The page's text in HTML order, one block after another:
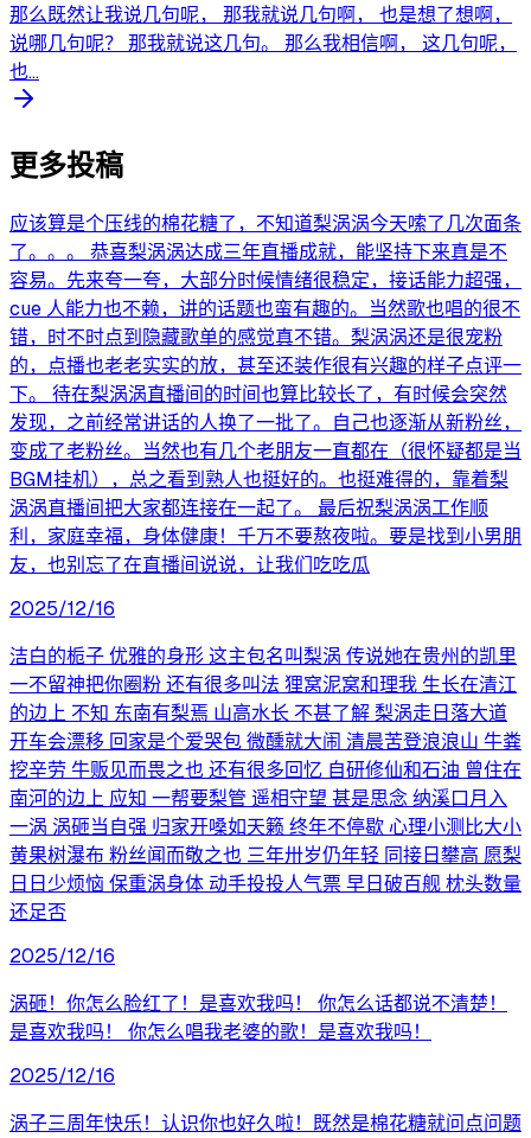
那么既然让我说几句呢， 那我就说几句啊， 也是想了想啊，
说哪几句呢？ 那我就说这几句。 那么我相信啊， 这几句呢，
也...
更多投稿
应该算是个压线的棉花糖了，不知道梨涡涡今天嗦了几次面条
了。。。 恭喜梨涡涡达成三年直播成就，能坚持下来真是不
容易。先来夸一夸，大部分时候情绪很稳定，接话能力超强，
cue 人能力也不赖，讲的话题也蛮有趣的。当然歌也唱的很不
错，时不时点到隐藏歌单的感觉真不错。梨涡涡还是很宠粉
的，点播也老老实实的放，甚至还装作很有兴趣的样子点评一
下。 待在梨涡涡直播间的时间也算比较长了，有时候会突然
发现，之前经常讲话的人换了一批了。自己也逐渐从新粉丝，
变成了老粉丝。当然也有几个老朋友一直都在（很怀疑都是当
BGM挂机），总之看到熟人也挺好的。也挺难得的，靠着梨
涡涡直播间把大家都连接在一起了。 最后祝梨涡涡工作顺
利，家庭幸福，身体健康！千万不要熬夜啦。要是找到小男朋
友，也别忘了在直播间说说，让我们吃吃瓜
2025/12/16
洁白的栀子 优雅的身形 这主包名叫梨涡 传说她在贵州的凯里
一不留神把你圈粉 还有很多叫法 狸窝泥窝和理我 生长在清江
的边上 不知 东南有梨焉 山高水长 不甚了解 梨涡走日落大道
开车会漂移 回家是个爱哭包 微醺就大闹 清晨苦登浪浪山 牛粪
挖辛劳 牛贩见而畏之也 还有很多回忆 自研修仙和石油 曾住在
南河的边上 应知 一帮要梨管 遥相守望 甚是思念 纳溪口月入
一涡 涡砸当自强 归家开嗓如天籁 终年不停歇 心理小测比大小
黄果树瀑布 粉丝闻而敬之也 三年卅岁仍年轻 同接日攀高 愿梨
日日少烦恼 保重涡身体 动手投投人气票 早日破百舰 枕头数量
还足否
2025/12/16
涡砸！你怎么脸红了！是喜欢我吗！ 你怎么话都说不清楚！
是喜欢我吗！ 你怎么唱我老婆的歌！是喜欢我吗！
2025/12/16
涡子三周年快乐！认识你也好久啦！既然是棉花糖就问点问题